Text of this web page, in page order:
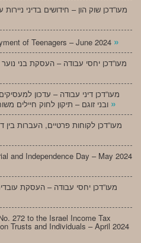
מעו”דכן שוק הון – חידושים בדיני
of Teenagers – June 2024 »
מעו”דכן יחסי עבודה – העסקת בני
מעו”דכן דיני עבודה – עדכון
»
מעו”דכן לקוחות פרטיים, העברות בין
and Independence Day – May 2024
מעו”דכן יחסי עבודה – העסקת
272 to the Israel Income Tax
Trusts and Individuals – April 2024